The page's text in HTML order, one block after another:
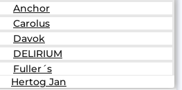
Anchor
Carolus
Davok
DELIRIUM
Fuller´s
Hertog Jan